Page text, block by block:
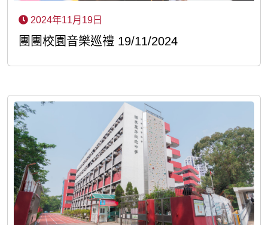
2024年11月19日
團團校園音樂巡禮 19/11/2024